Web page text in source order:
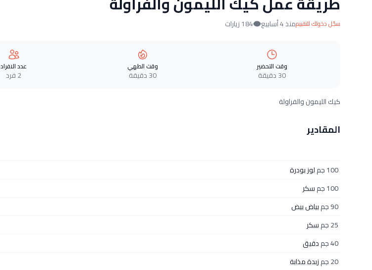
سجّل دخولك للتقييممنذ 4 أسابيع 184 زيارات
وقت التحضير
30 دقيقة
وقت الطهي
30 دقيقة
عدد الافراد
2 فرد
كيك الليمون والفراولة
المقادير
100 جم
لوز بودرة
100 جم
سكر
90 جم
بياض بيض
25 جم
سكر
40 جم
دقيق
20 جم
زبدة مذابة